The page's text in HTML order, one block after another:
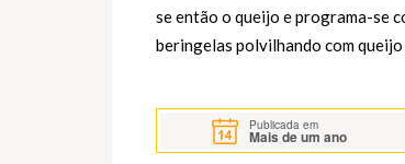
se então o queijo e programa-se
beringelas polvilhando com
Publicada em
Mais de um ano